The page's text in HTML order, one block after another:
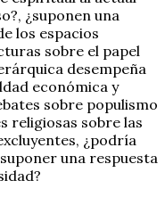
¿suponen una
los espacios
sobre el papel
desempeña
económica y
sobre populismo
religiosas sobre las
¿podría
una respuesta